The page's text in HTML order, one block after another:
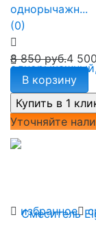
избранное
однорычажн...
(0)
8 850 руб.4
В корзину
Уточняйте